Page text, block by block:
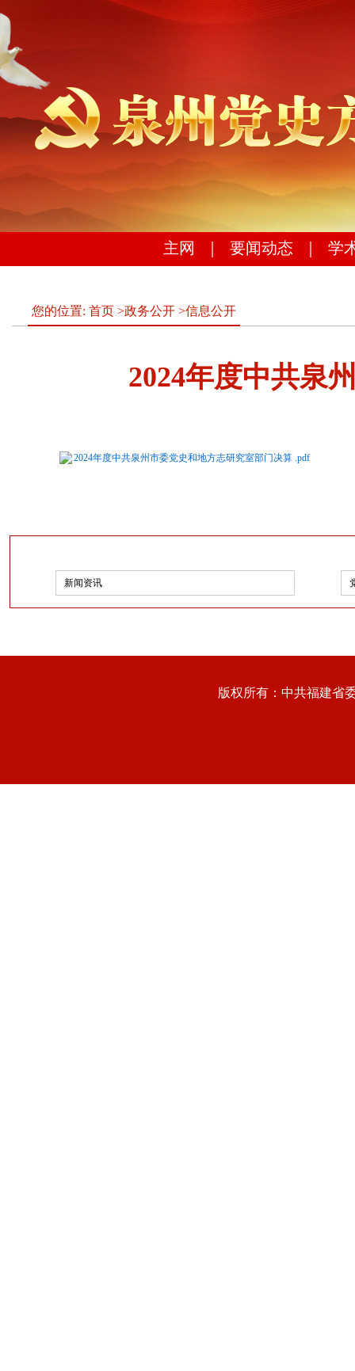
主网 要闻动态 学
您的位置: 首页 >政务公开 >信息公开
2024年度中共泉
2024年度中共泉州市委党史和地方志研究室部门决算 .pdf
新闻资讯
版权所有：中共福建省